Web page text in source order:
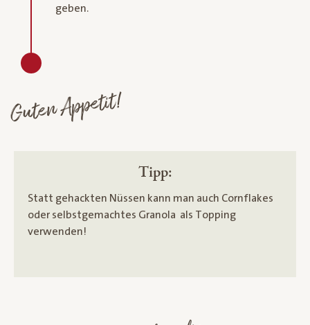
geben.
Guten Appetit!
Tipp:
Statt gehackten Nüssen kann man auch Cornflakes
oder selbstgemachtes Granola als Topping
verwenden!